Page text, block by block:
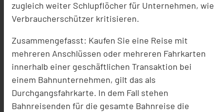
zugleich weiter Schlupflöcher für Unternehmen, wie
Verbraucherschützer kritisieren.
Zusammengefasst: Kaufen Sie eine Reise mit
mehreren Anschlüssen oder mehreren Fahrkarten
innerhalb einer geschäftlichen Transaktion bei
einem Bahnunternehmen, gilt das als
Durchgangsfahrkarte. In dem Fall stehen
Bahnreisenden für die gesamte Bahnreise die